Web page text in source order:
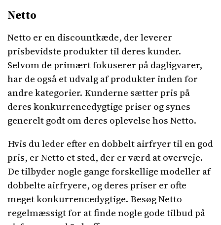
Netto
Netto er en discountkæde, der leverer
prisbevidste produkter til deres kunder.
Selvom de primært fokuserer på dagligvarer,
har de også et udvalg af produkter inden for
andre kategorier. Kunderne sætter pris på
deres konkurrencedygtige priser og synes
generelt godt om deres oplevelse hos Netto.
Hvis du leder efter en dobbelt airfryer til en god
pris, er Netto et sted, der er værd at overveje.
De tilbyder nogle gange forskellige modeller af
dobbelte airfryere, og deres priser er ofte
meget konkurrencedygtige. Besøg Netto
regelmæssigt for at finde nogle gode tilbud på